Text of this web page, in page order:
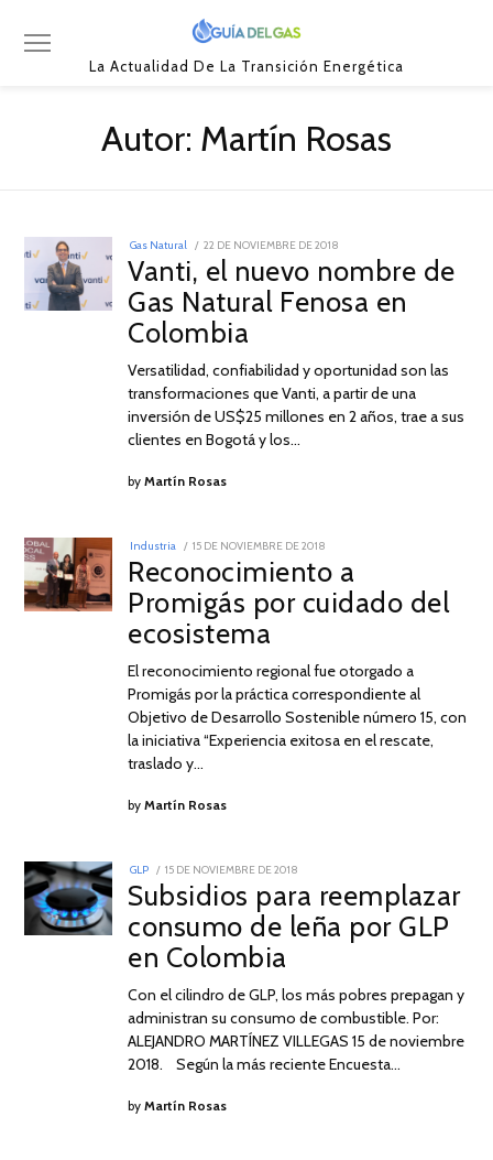
La Actualidad De La Transición Energética
Autor: Martín Rosas
Gas Natural
POSTED
22 DE NOVIEMBRE DE 2018
NOVIEMBRE
DE
2018
Vanti, el nuevo nombre de
Gas Natural Fenosa en
Colombia
Versatilidad, confiabilidad y oportunidad son las
transformaciones que Vanti, a partir de una
inversión de US$25 millones en 2 años, trae a sus
clientes en Bogotá y los…
byMartín Rosas
Industria
POSTED
15 DE NOVIEMBRE DE 2018
Reconocimiento a
Promigás por cuidado del
ecosistema
El reconocimiento regional fue otorgado a
Promigás por la práctica correspondiente al
Objetivo de Desarrollo Sostenible número 15, con
la iniciativa “Experiencia exitosa en el rescate,
traslado y…
byMartín Rosas
GLP
POSTED
ON
15 DE NOVIEMBRE DE 2018
NOVIEMBRE
DE
2018
Subsidios para reemplazar
consumo de leña por GLP
en Colombia
Con el cilindro de GLP, los más pobres prepagan y
administran su consumo de combustible. Por:
ALEJANDRO MARTÍNEZ VILLEGAS 15 de noviembre
2018. Según la más reciente Encuesta…
byMartín Rosas